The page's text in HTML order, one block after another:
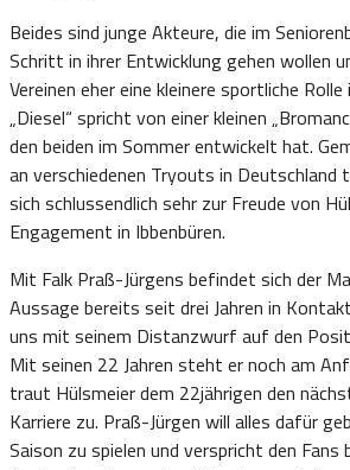
Beides sind junge Akteure, die im
Schritt in ihrer Entwicklung gehen wollen
Vereinen eher eine kleinere sportliche
„Diesel“ spricht von einer kleinen
den beiden im Sommer entwickelt hat.
an verschiedenen Tryouts in Deutschland
sich schlussendlich sehr zur Freude von
Engagement in Ibbenbüren.
Mit Falk Praß-Jürgens befindet sich der
Aussage bereits seit drei Jahren in
uns mit seinem Distanzwurf auf den
Mit seinen 22 Jahren steht er noch am
traut Hülsmeier dem 22jährigen den
Karriere zu. Praß-Jürgen will alles dafür
Saison zu spielen und verspricht den Fans